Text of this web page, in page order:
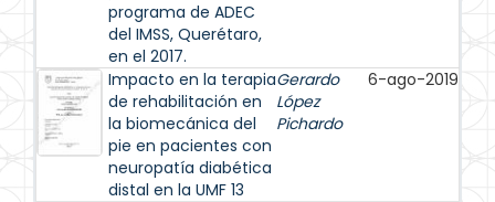
programa de ADEC
del IMSS, Querétaro,
en el 2017.
Impacto en la terapia
de rehabilitación en
la biomecánica del
pie en pacientes con
neuropatía diabética
distal en la UMF 13
Gerardo
López
Pichardo
6-ago-2019